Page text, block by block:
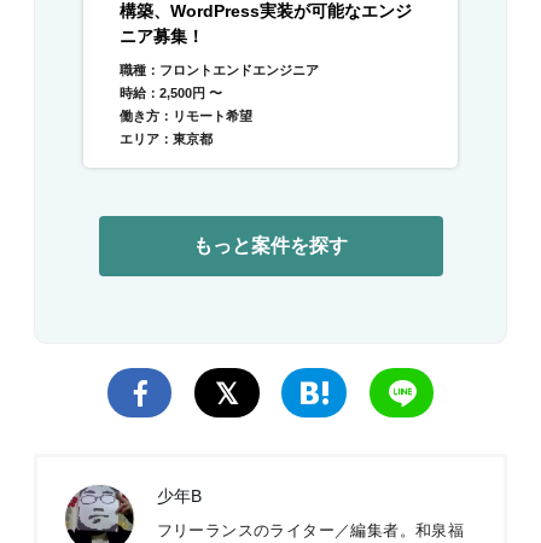
構築、WordPress実装が可能なエンジ
ニア募集！
職種：フロントエンドエンジニア
時給：2,500円 〜
働き方：リモート希望
エリア：東京都
もっと案件を探す
少年B
フリーランスのライター／編集者。和泉福